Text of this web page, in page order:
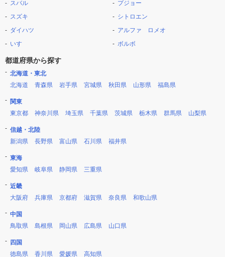
スバル
スズキ
ダイハツ
いすゞ
プジョー
シトロエン
アルファ ロメオ
ボルボ
都道府県から探す
北海道・東北
北海道
青森県 岩手県 宮城県 秋田県 山形県 福島県
関東
東京都
神奈川県 埼玉県 千葉県 茨城県 栃木県 群馬県 山梨県
信越・北陸
新潟県
長野県 富山県 石川県 福井県
東海
愛知県
岐阜県 静岡県 三重県
近畿
大阪府
兵庫県 京都府 滋賀県 奈良県 和歌山県
中国
鳥取県
島根県 岡山県 広島県 山口県
四国
徳島県
香川県 愛媛県 高知県